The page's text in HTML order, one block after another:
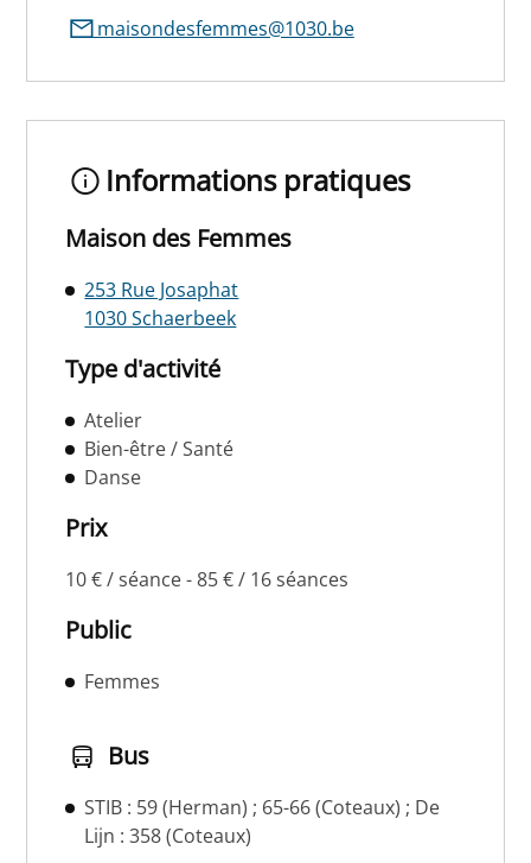
maisondesfemmes@1030.be
Informations pratiques
Maison des Femmes
253 Rue Josaphat
1030 Schaerbeek
Type d'activité
Atelier
Bien-être / Santé
Danse
Prix
10 € / séance - 85 € / 16 séances
Public
Femmes
Bus
STIB : 59 (Herman) ; 65-66 (Coteaux) ; De
Lijn : 358 (Coteaux)